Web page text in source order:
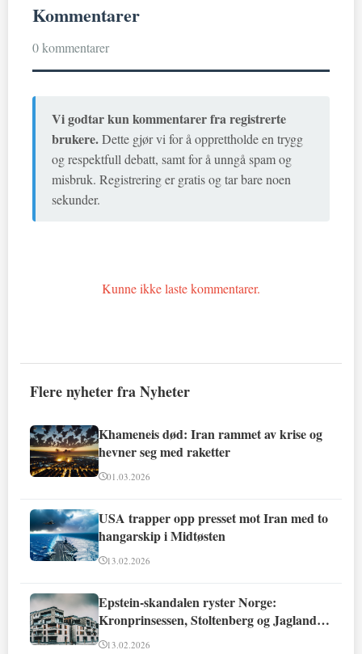
Kommentarer
0 kommentarer
Vi godtar kun kommentarer fra registrerte
brukere.Dette gjør vi for å opprettholde en trygg
og respektfull debatt, samt for å unngå spam og
misbruk. Registrering er gratis og tar bare noen
sekunder.
Kunne ikke laste kommentarer.
Flere nyheter fra Nyheter
Khameneis død: Iran rammet av krise og
hevner seg med raketter
01.03.2026
USA trapper opp presset mot Iran med to
hangarskip i Midtøsten
13.02.2026
Epstein-skandalen ryster Norge:
Kronprinsessen, Stoltenberg og Jagland
involvert
13.02.2026